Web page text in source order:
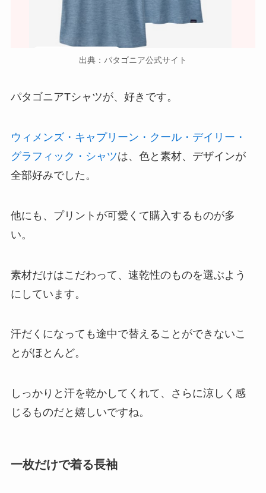
出典：パタゴニア公式サイト
パタゴニアTシャツが、好きです。
ウィメンズ・キャプリーン・クール・デイリー・
グラフィック・シャツは、色と素材、デザインが
全部好みでした。
他にも、プリントが可愛くて購入するものが多
い。
素材だけはこだわって、速乾性のものを選ぶよう
にしています。
汗だくになっても途中で替えることができないこ
とがほとんど。
しっかりと汗を乾かしてくれて、さらに涼しく感
じるものだと嬉しいですね。
一枚だけで着る長袖